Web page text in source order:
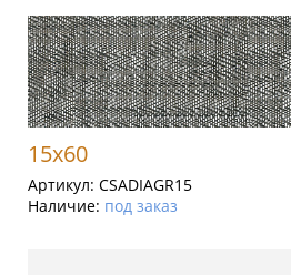
15x60
Артикул: CSADIAGR15
Наличие: под заказ